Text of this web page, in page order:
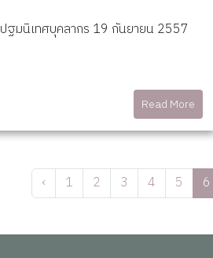
ปฐมนิเทศบุคลากร 19 กันยายน 2557
Read More
‹ 1 2 3 4 5 6